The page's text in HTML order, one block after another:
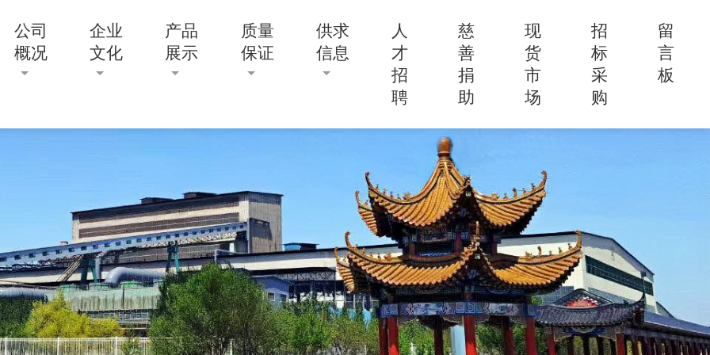
公司
概况
企业
文化
产品
展示
质量
保证
供求
信息
人
才
招
聘
慈
善
捐
助
现
货
市
场
招
标
采
购
留
言
板